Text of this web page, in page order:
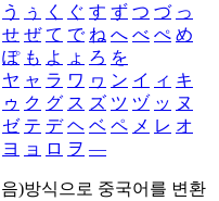
う ぅ く ぐ す ず つ づ っ
せ ぜ て で ね へ べ ぺ め
ぽ も よ ょ ろ を
ヤ ャ ラ ワ ヮ ン イ ィ キ
ゥ ク グ ス ズ ツ ヅ ッ ヌ
ゼ テ デ ヘ ベ ペ メ レ オ
ヨ ョ ロ ヲ ―
)방식으로 중국어를 변환